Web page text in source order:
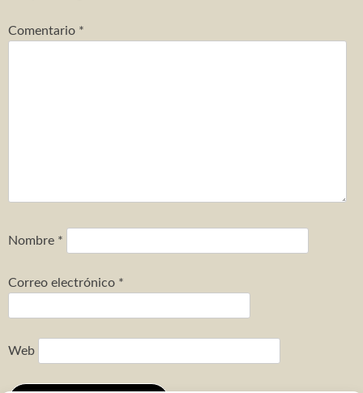
Comentario *
Nombre *
Correo electrónico *
Web